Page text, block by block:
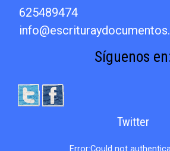
Archivo
de
625489474
Síguenos
Twitter
Error:Could not